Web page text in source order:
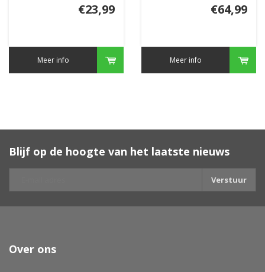
€23,99
Meer info
€64,99
Meer info
Blijf op de hoogte van het laatste nieuws
Verstuur
Over ons